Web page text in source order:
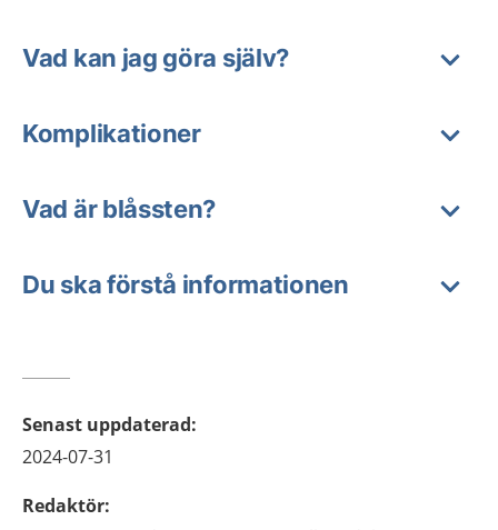
Vad kan jag göra själv?
Komplikationer
Vad är blåssten?
Du ska förstå informationen
Senast uppdaterad:
2024-07-31
Redaktör: